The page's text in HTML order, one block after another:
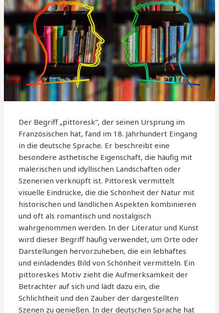
Der Begriff „pittoresk“, der seinen Ursprung im
Französischen hat, fand im 18. Jahrhundert Eingang
in die deutsche Sprache. Er beschreibt eine
besondere ästhetische Eigenschaft, die häufig mit
malerischen und idyllischen Landschaften oder
Szenerien verknüpft ist. Pittoresk vermittelt
visuelle Eindrücke, die die Schönheit der Natur mit
historischen und ländlichen Aspekten kombinieren
und oft als romantisch und nostalgisch
wahrgenommen werden. In der Literatur und Kunst
wird dieser Begriff häufig verwendet, um Orte oder
Darstellungen hervorzuheben, die ein lebhaftes
und einladendes Bild von Schönheit vermitteln. Ein
pittoreskes Motiv zieht die Aufmerksamkeit der
Betrachter auf sich und lädt dazu ein, die
Schlichtheit und den Zauber der dargestellten
Szenen zu genießen. In der deutschen Sprache hat